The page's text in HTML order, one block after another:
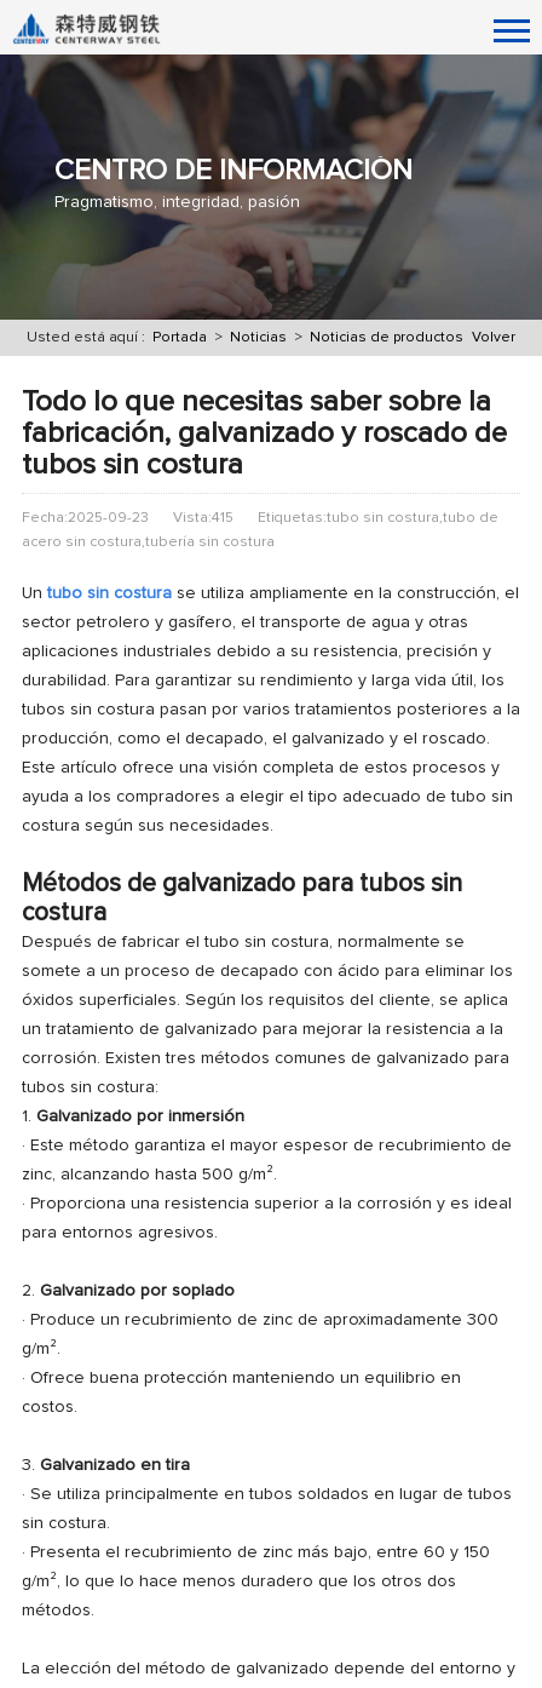
CENTRO DE INFORMACIÓN
Pragmatismo, integridad, pasión
Volver
Usted está aquí : Portada > Noticias > Noticias de productos
Todo lo que necesitas saber sobre la
fabricación, galvanizado y roscado de
tubos sin costura
Fecha:2025-09-23 Vista:415
Etiquetas:tubo sin costura,tubo de
acero sin costura,tubería sin costura
Untubo sin costurase utiliza ampliamente en la construcción, el
sector petrolero y gasífero, el transporte de agua y otras
aplicaciones industriales debido a su resistencia, precisión y
durabilidad. Para garantizar su rendimiento y larga vida útil, los
tubos sin costura pasan por varios tratamientos posteriores a la
producción, como el decapado, el galvanizado y el roscado.
Este artículo ofrece una visión completa de estos procesos y
ayuda a los compradores a elegir el tipo adecuado de tubo sin
costura según sus necesidades.
Métodos de galvanizado para tubos sin
costura
Después de fabricar el tubo sin costura, normalmente se
somete a un proceso de decapado con ácido para eliminar los
óxidos superficiales. Según los requisitos del cliente, se aplica
un tratamiento de galvanizado para mejorar la resistencia a la
corrosión. Existen tres métodos comunes de galvanizado para
tubos sin costura:
1. Galvanizado por inmersión
· Este método garantiza el mayor espesor de recubrimiento de
zinc, alcanzando hasta 500 g/m².
· Proporciona una resistencia superior a la corrosión y es ideal
para entornos agresivos.
2. Galvanizado por soplado
· Produce un recubrimiento de zinc de aproximadamente 300
g/m².
· Ofrece buena protección manteniendo un equilibrio en
costos.
3. Galvanizado en tira
· Se utiliza principalmente en tubos soldados en lugar de tubos
sin costura.
· Presenta el recubrimiento de zinc más bajo, entre 60 y 150
g/m², lo que lo hace menos duradero que los otros dos
métodos.
La elección del método de galvanizado depende del entorno y